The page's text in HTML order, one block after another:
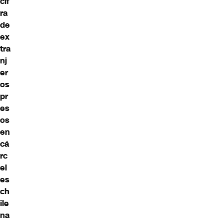
ra
de
ex
tra
nj
er
os
pr
es
os
en
cá
rc
el
es
ch
ile
na